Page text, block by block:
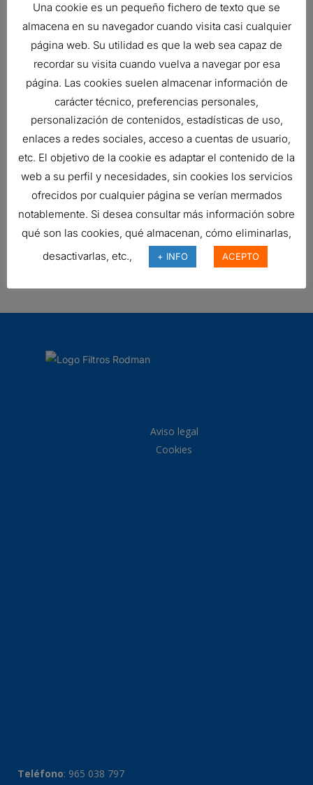
FILTRO DE AIRE, FPG RADIALSEAL
98,92
G090220
FILTRO DONALDSON
231,30€
B100121
Aviso legal
Cookies
Teléfono: 965 038 797
Una cookie es un pequeño fichero de texto que se
almacena en su navegador cuando visita casi cualquier
página web. Su utilidad es que la web sea capaz de
recordar su visita cuando vuelva a navegar por esa
página. Las cookies suelen almacenar información de
carácter técnico, preferencias personales,
personalización de contenidos, estadísticas de uso,
enlaces a redes sociales, acceso a cuentas de usuario,
etc. El objetivo de la cookie es adaptar el contenido de la
web a su perfil y necesidades, sin cookies los servicios
ofrecidos por cualquier página se verían mermados
notablemente. Si desea consultar más información sobre
qué son las cookies, qué almacenan, cómo eliminarlas,
desactivarlas, etc.,
+ INFO ACEPTO